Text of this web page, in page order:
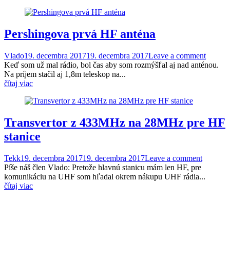
Pershingova prvá HF anténa
Vlado19. decembra 201719. decembra 2017Leave a comment
Keď som už mal rádio, bol čas aby som rozmýšľal aj nad anténou.
Na príjem stačil aj 1,8m teleskop na...
čítaj viac
Transvertor z 433MHz na 28MHz pre HF
stanice
Tekk19. decembra 201719. decembra 2017Leave a comment
Píše náš člen Vlado: Pretože hlavnú stanicu mám len HF, pre
komunikáciu na UHF som hľadal okrem nákupu UHF rádia...
čítaj viac